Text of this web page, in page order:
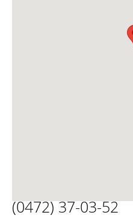
(0472) 37-03-52